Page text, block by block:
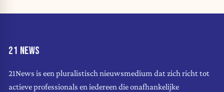
21 NEWS
21News is een pluralistisch nieuwsmedium dat zich richt tot
actieve professionals en iedereen die onafhankelijke